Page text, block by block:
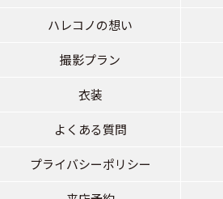
ハレコノの想い
撮影プラン
衣装
よくある質問
プライバシーポリシー